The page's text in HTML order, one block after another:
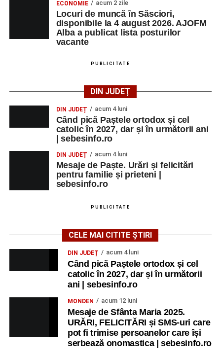
ECONOMIE acum 2 zile
Locuri de muncă în Săsciori,
disponibile la 4 august 2026. AJOFM
Alba a publicat lista posturilor
vacante
PUBLICITATE
DIN JUDEȚ
DIN JUDEȚ acum 4 luni
Când pică Paștele ortodox și cel
catolic în 2027, dar și în următorii ani
| sebesinfo.ro
DIN JUDEȚ acum 4 luni
Mesaje de Paște. Urări și felicitări
pentru familie și prieteni |
sebesinfo.ro
PUBLICITATE
CELE MAI CITITE ȘTIRI
DIN JUDEȚ acum 4 luni
Când pică Paștele ortodox și cel
catolic în 2027, dar și în următorii
ani | sebesinfo.ro
MONDEN acum 12 luni
Mesaje de Sfânta Maria 2025.
URĂRI, FELICITĂRI și SMS-uri care
pot fi trimise persoanelor care își
serbează onomastica | sebesinfo.ro